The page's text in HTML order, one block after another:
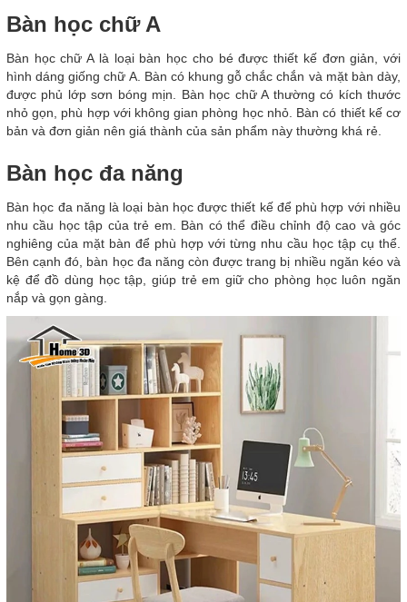
Bàn học chữ A
Bàn học chữ A là loại bàn học cho bé được thiết kế đơn giản, với
hình dáng giống chữ A. Bàn có khung gỗ chắc chắn và mặt bàn dày,
được phủ lớp sơn bóng mịn. Bàn học chữ A thường có kích thước
nhỏ gọn, phù hợp với không gian phòng học nhỏ. Bàn có thiết kế cơ
bản và đơn giản nên giá thành của sản phẩm này thường khá rẻ.
Bàn học đa năng
Bàn học đa năng là loại bàn học được thiết kế để phù hợp với nhiều
nhu cầu học tập của trẻ em. Bàn có thể điều chỉnh độ cao và góc
nghiêng của mặt bàn để phù hợp với từng nhu cầu học tập cụ thể.
Bên cạnh đó, bàn học đa năng còn được trang bị nhiều ngăn kéo và
kệ để đồ dùng học tập, giúp trẻ em giữ cho phòng học luôn ngăn
nắp và gọn gàng.